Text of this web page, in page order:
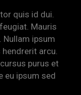
quis id dui.
Mauris
Nullam ipsum
arcu.
purus et
eu ipsum sed